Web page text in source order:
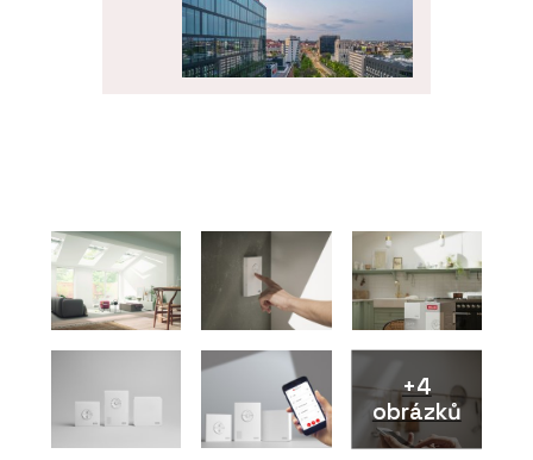
ČLÁNKY
V historickém centru
+4
obrázků